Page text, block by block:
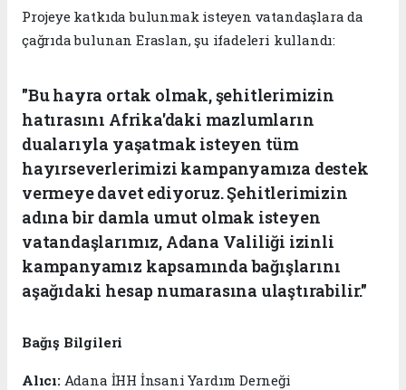
Projeye katkıda bulunmak isteyen vatandaşlara da
çağrıda bulunan Eraslan, şu ifadeleri kullandı:
"Bu hayra ortak olmak, şehitlerimizin
hatırasını Afrika'daki mazlumların
dualarıyla yaşatmak isteyen tüm
hayırseverlerimizi kampanyamıza destek
vermeye davet ediyoruz. Şehitlerimizin
adına bir damla umut olmak isteyen
vatandaşlarımız, Adana Valiliği izinli
kampanyamız kapsamında bağışlarını
aşağıdaki hesap numarasına ulaştırabilir."
Bağış Bilgileri
Alıcı:Adana İHH İnsani Yardım Derneği